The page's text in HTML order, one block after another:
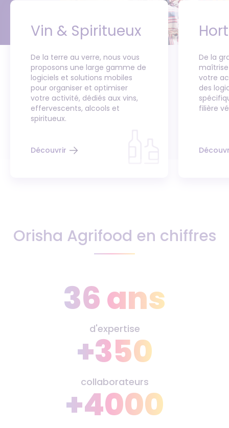
Vin & Spiritueux
De la terre au verre, nous vous
proposons une large gamme de
logiciels et solutions mobiles
pour organiser et optimiser
votre activité, dédiés aux vins,
effervescents, alcools et
spiritueux.
Découvrir
De la
votre
des
filière
Orisha Agrifood en chiffres
36 ans
d'expertise
+350
collaborateurs
+4000